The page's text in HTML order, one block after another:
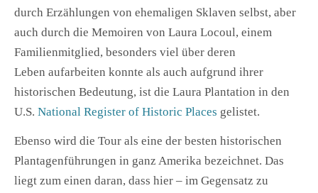
durch Erzählungen von ehemaligen Sklaven selbst, aber
auch durch die Memoiren von Laura Locoul, einem
Familienmitglied, besonders viel über deren
Leben aufarbeiten konnte als auch aufgrund ihrer
historischen Bedeutung, ist die Laura Plantation in den
U.S. National Register of Historic Places gelistet.
Ebenso wird die Tour als eine der besten historischen
Plantagenführungen in ganz Amerika bezeichnet. Das
liegt zum einen daran, dass hier – im Gegensatz zu